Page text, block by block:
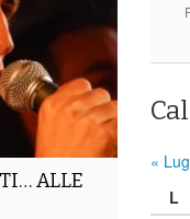
ALLE
« Lug
L